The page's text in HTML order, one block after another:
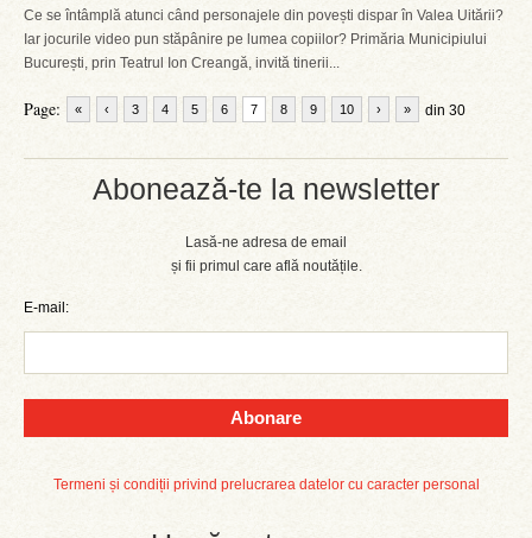
Abonează-te la newsletter
Lasă-ne adresa de email
și fii primul care află noutățile.
E-mail:
Abonare
Termeni și condiții privind prelucrarea datelor cu caracter personal
Ce se întâmplă atunci când personajele din povești dispar în Valea Uitării?
Iar jocurile video pun stăpânire pe lumea copiilor? Primăria Municipiului
București, prin Teatrul Ion Creangă, invită tinerii...
Page: « ‹ 3 4 5 6 7 8 9 10 din 30
› »